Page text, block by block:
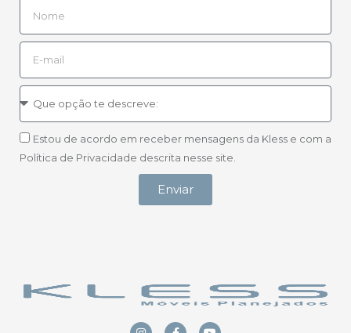
Estou de acordo em receber mensagens da Kless e com a
Política de Privacidade descrita nesse site.
Enviar